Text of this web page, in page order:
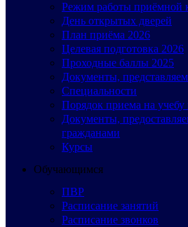
Режим работы приёмной
День открытых дверей
План приёма 2026
Целевая подготовка 2026
Проходные баллы 2025
Документы,
Специальности
Порядок приема на
Документы,
гражданами
Курсы
Обучающимся
ПВР
Расписание занятий
Расписание звонков